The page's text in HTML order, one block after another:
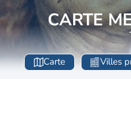
CARTE
Carte Villes